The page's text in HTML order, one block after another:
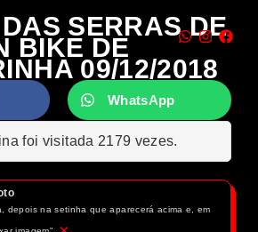
DAS SERRAS DE
BIKE DE
09/12/2018
WhatsApp
foi visitada 2179 vezes.
depois na setinha que aparecerá acima e, em